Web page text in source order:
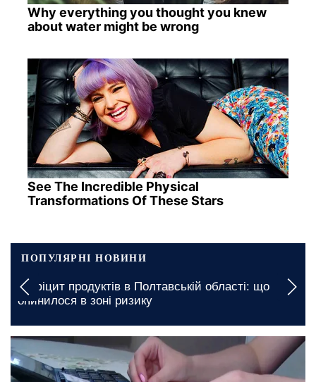
Why everything you thought you knew
about water might be wrong
See The Incredible Physical
Transformations Of These Stars
ПОПУЛЯРНІ НОВИНИ
Вимкнення будуть тривалими: якими будуть
графіки відключення світла у Запоріжжі на 7
серпня
сьогодні, 15:40